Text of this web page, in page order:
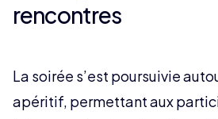
rencontres
La soirée s’est poursuivie
apéritif, permettant aux